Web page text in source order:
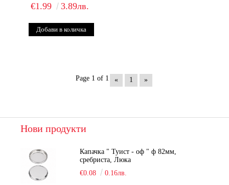
€1.99 3.89лв.
Page 1 of 1 « 1 »
Нови продукти
Капачка " Туист - оф " ф 82мм,
сребриста, Люка
€0.08
0.16лв.